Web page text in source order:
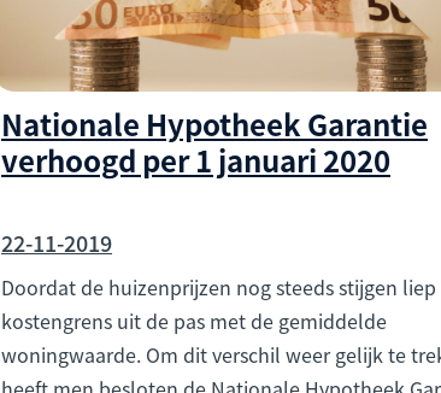
Nationale Hypotheek Garantie
verhoogd per 1 januari 2020
22-11-2019
Doordat de huizenprijzen nog steeds stijgen liep
kostengrens uit de pas met de gemiddelde
woningwaarde. Om dit verschil weer gelijk te